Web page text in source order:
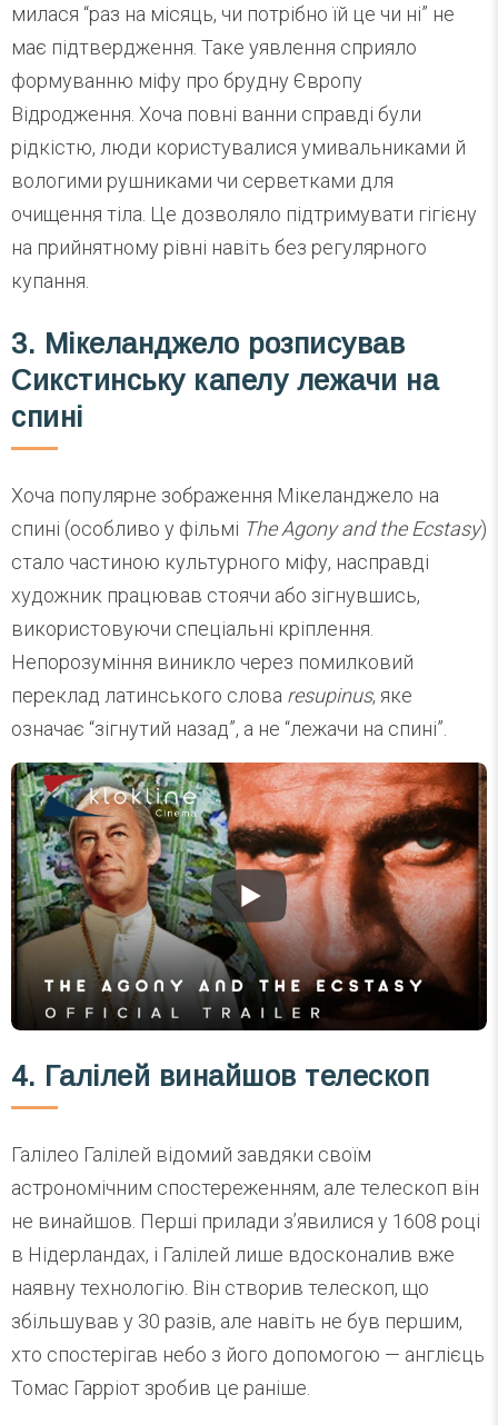
милася “раз на місяць, чи потрібно їй це чи ні” не
має підтвердження. Таке уявлення сприяло
формуванню міфу про брудну Європу
Відродження. Хоча повні ванни справді були
рідкістю, люди користувалися умивальниками й
вологими рушниками чи серветками для
очищення тіла. Це дозволяло підтримувати гігієну
на прийнятному рівні навіть без регулярного
купання.
3. Мікеланджело розписував
Сикстинську капелу лежачи на
спині
Хоча популярне зображення Мікеланджело на
спині (особливо у фільмі The Agony and the Ecstasy)
стало частиною культурного міфу, насправді
художник працював стоячи або зігнувшись,
використовуючи спеціальні кріплення.
Непорозуміння виникло через помилковий
переклад латинського слова resupinus, яке
означає “зігнутий назад”, а не “лежачи на спині”.
4. Галілей винайшов телескоп
Галілео Галілей відомий завдяки своїм
астрономічним спостереженням, але телескоп він
не винайшов. Перші прилади з’явилися у 1608 році
в Нідерландах, і Галілей лише вдосконалив вже
наявну технологію. Він створив телескоп, що
збільшував у 30 разів, але навіть не був першим,
хто спостерігав небо з його допомогою — англієць
Томас Гарріот зробив це раніше.